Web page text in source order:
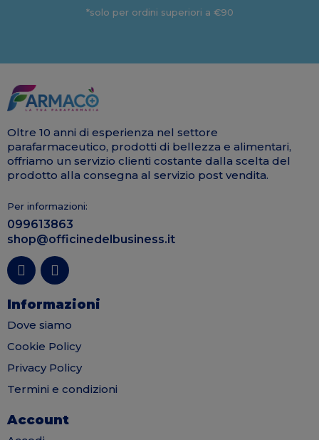
*solo per ordini superiori a €90
Oltre 10 anni di esperienza nel settore
parafarmaceutico, prodotti di bellezza e alimentari,
offriamo un servizio clienti costante dalla scelta del
prodotto alla consegna al servizio post vendita.
Per informazioni:
099613863
shop@officinedelbusiness.it
Informazioni
Dove siamo
Cookie Policy
Privacy Policy
Termini e condizioni
Account